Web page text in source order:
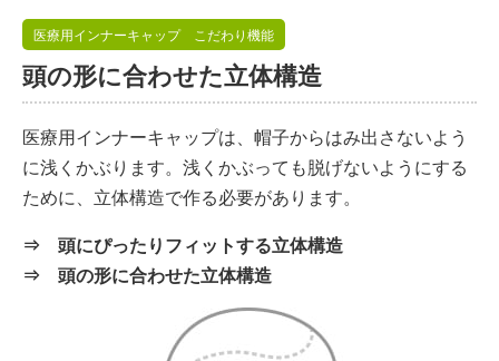
医療用インナーキャップ こだわり機能
頭の形に合わせた立体構造
医療用インナーキャップは、帽子からはみ出さないよう
に浅くかぶります。浅くかぶっても脱げないようにする
ために、立体構造で作る必要があります。
⇒ 頭にぴったりフィットする立体構造
⇒ 頭の形に合わせた立体構造